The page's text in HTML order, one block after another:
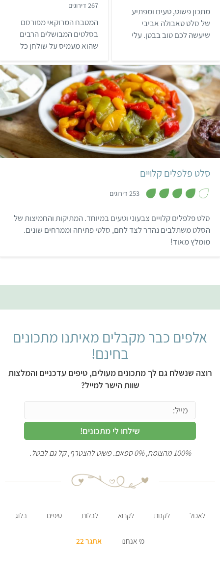
.
1
מ
ת
ו
מתכון פשוט, טעים ומפתיע
של סלט טאבולה אביבי
שיעשה לכם טוב בבטן. עלי
רעננות וצבע, ולא פחות חשוב
– הרבה ויטמינים, מינרלים
ונוגדי חמצון שהופכים את
המתכון לחגיגת בריאות.
267 דירוגים
.
9
מ
ת
ו
המטבח המרוקאי מפורסם
בסלטים המבושלים הרבים
שהוא מעמיס על שולחן כל
הפסח המרוקאי ניתן
בדרך-כלל למצוא סלט
מבושל אופייני לעונת האביב:
סלט עלי סלק (עלי מנגולד)
טעים להפליא. היום, אפשר
למצוא בישראל לאורך כל
השנה עלי מנגולד בסופרים,
כך שאצל רבים, סלט עלי סלק
קל שעה ו-15 דקות 6-8 מנות
סלט פלפלים קלויים
253 דירוגים
ך
5
סלט פלפלים קלויים צבעוני וטעים במיוחד. המתיקות והחמיצות של
הסלט משתלבים נהדר לצד לחם, סלטי פתיחה וממרחים שונים.
מומלץ מאוד!
אלפים כבר מקבלים מאיתנו מתכונים
בחינם!
רוצה שנשלח גם לך מתכונים מעולים, טיפים עדכניים והמלצות
שוות הישר למייל?
שילחו לי מתכונים!
100% מהצומח, 0% ספאם. פשוט להצטרף, קל גם לבטל.
לאכול לקנות לקרוא לבלות טיפים בלוג
מי אנחנו אתגר 22